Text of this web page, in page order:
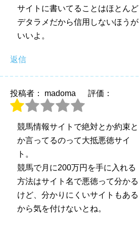
サイトに書いてることはほとんど
デタラメだから信用しないほうが
いいよ。
返信
投稿者： madoma 評価：
競馬情報サイトで絶対とか約束と
か言ってるのって大抵悪徳サイ
ト。
競馬で月に200万円を手に入れる
方法はサイト名で悪徳って分かる
けど、分かりにくいサイトもある
から気を付けないとね。